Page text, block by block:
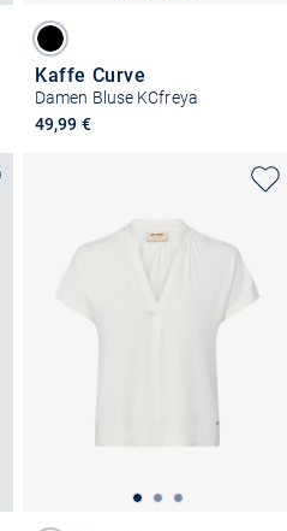
Kaffe Curve
Damen Bluse KCfreya
49,99 €